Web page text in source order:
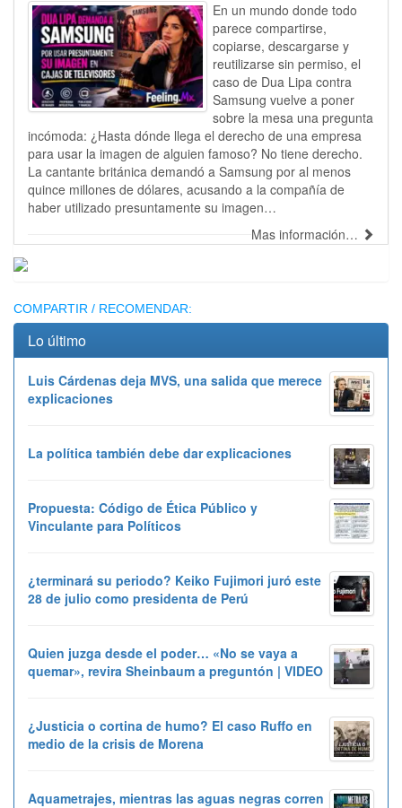
En un mundo donde todo
parece compartirse,
copiarse, descargarse y
reutilizarse sin permiso, el
caso de Dua Lipa contra
Samsung vuelve a poner
sobre la mesa una pregunta
incómoda: ¿Hasta dónde llega el derecho de una empresa
para usar la imagen de alguien famoso? No tiene derecho.
La cantante británica demandó a Samsung por al menos
quince millones de dólares, acusando a la compañía de
haber utilizado presuntamente su imagen…
Mas información…
Publicidad
COMPARTIR / RECOMENDAR:
Lo último
Luis Cárdenas deja MVS, una salida que merece
explicaciones
La política también debe dar explicaciones
Propuesta: Código de Ética Público y
Vinculante para Políticos
¿terminará su periodo? Keiko Fujimori juró este
28 de julio como presidenta de Perú
Quien juzga desde el poder… «No se vaya a
quemar», revira Sheinbaum a preguntón | VIDEO
¿Justicia o cortina de humo? El caso Ruffo en
medio de la crisis de Morena
Aquametrajes, mientras las aguas negras corren